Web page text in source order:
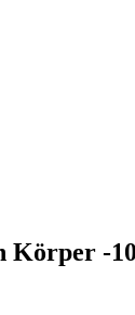
Körper -